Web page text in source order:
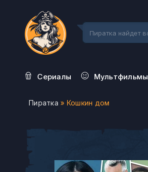
Сериалы Мультфильмы
Пиратка » Кошкин дом